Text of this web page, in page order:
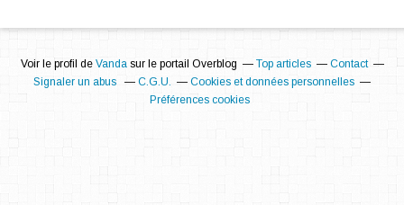
Voir le profil de Vandasur le portail Overblog Top articles
Contact
Signaler un abus
C.G.U.
Cookies et données personnelles
Préférences cookies